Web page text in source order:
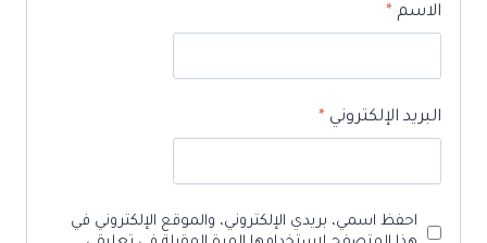
الاسم *
البريد الإلكتروني *
احفظ اسمي، بريدي الإلكتروني، والموقع الإلكتروني في